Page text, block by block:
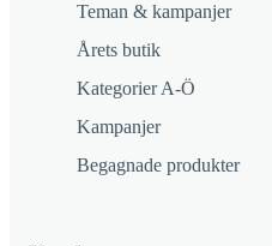
Teman & kampanjer
Årets butik
Kategorier A-Ö
Kampanjer
Begagnade produkter